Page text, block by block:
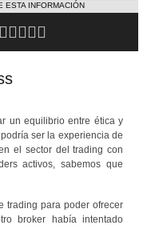
ESTA INFORMACIÓN

un equilibrio entre ética y
ser la experiencia de
el sector del trading con
activos, sabemos que
trading para poder ofrecer
broker había intentado